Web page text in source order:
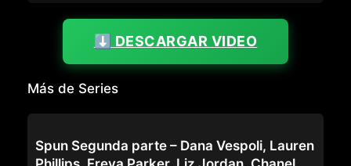
⬇️ DESCARGAR VIDEO
Más de Series
Spun Segunda parte – Dana Vespoli, Lauren